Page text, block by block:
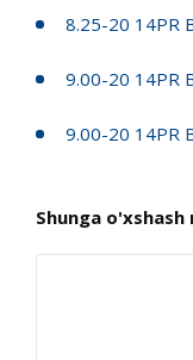
8.25-20 14PR
9.00-20 14PR
9.00-20 14PR
Shunga